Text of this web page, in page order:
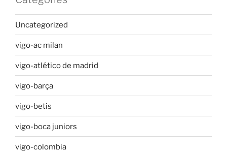
Uncategorized
vigo-ac milan
vigo-atlético de madrid
vigo-barça
vigo-betis
vigo-boca juniors
vigo-colombia